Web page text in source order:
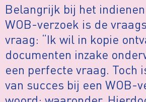
Belangrijk bij het
WOB-verzoek is de
vraag: “Ik wil in kopie
documenten inzake
een perfecte vraag. Toch
van succes bij een WOB-